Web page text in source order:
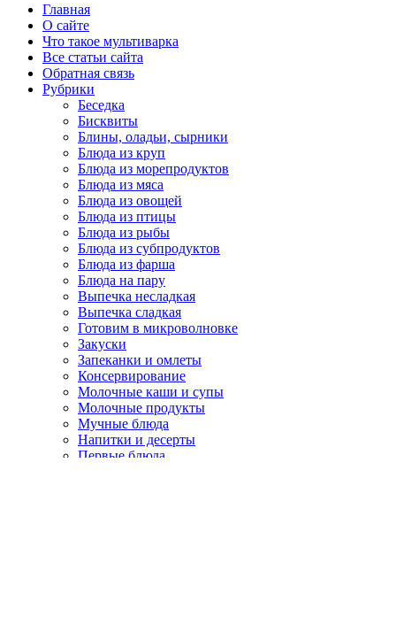
Главная
О сайте
Что такое мультиварка
Все статьи сайта
Обратная связь
Рубрики
Беседка
Бисквиты
Блины, оладьи, сырники
Блюда из круп
Блюда из морепродуктов
Блюда из мяса
Блюда из овощей
Блюда из птицы
Блюда из рыбы
Блюда из субпродуктов
Блюда из фарша
Блюда на пару
Выпечка несладкая
Выпечка сладкая
Готовим в микроволновке
Закуски
Запеканки и омлеты
Консервирование
Молочные каши и супы
Молочные продукты
Мучные блюда
Напитки и десерты
Первые блюда